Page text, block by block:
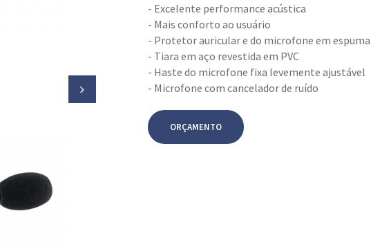
- Excelente performance acústica
- Mais conforto ao usuário
- Protetor auricular e do microfone em espuma
- Tiara em aço revestida em PVC
- Haste do microfone fixa levemente ajustável
- Microfone com cancelador de ruído
ORÇAMENTO